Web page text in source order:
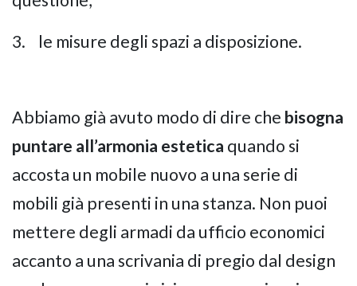
3. le misure degli spazi a disposizione.
Abbiamo già avuto modo di dire che bisogna
puntare all’armonia estetica quando si
accosta un mobile nuovo a una serie di
mobili già presenti in una stanza. Non puoi
mettere degli armadi da ufficio economici
accanto a una scrivania di pregio dal design